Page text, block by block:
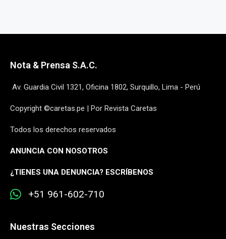
Nota & Prensa S.A.C.
Av. Guardia Civil 1321, Oficina 1802, Surquillo, Lima - Perú
Copyright ©caretas.pe | Por Revista Caretas
Todos los derechos reservados
ANUNCIA CON NOSOTROS
¿TIENES UNA DENUNCIA? ESCRÍBENOS
+51 961-602-710
Nuestras Secciones